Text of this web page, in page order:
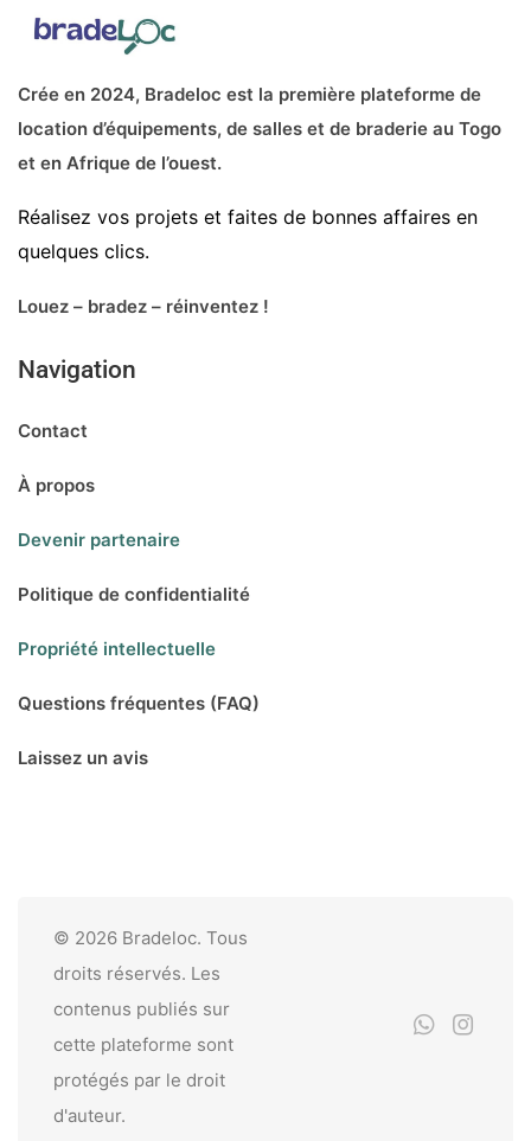
Crée en 2024, Bradeloc est la première plateforme de
location d’équipements, de salles et de braderie au Togo
et en Afrique de l’ouest.
Réalisez vos projets et faites de bonnes affaires en
quelques clics.
Louez – bradez – réinventez !
Navigation
Contact
À propos
Devenir partenaire
Politique de confidentialité
Propriété intellectuelle
Questions fréquentes (FAQ)
Laissez un avis
© 2026 Bradeloc. Tous
droits réservés. Les
contenus publiés sur
cette plateforme sont
protégés par le droit
d'auteur.